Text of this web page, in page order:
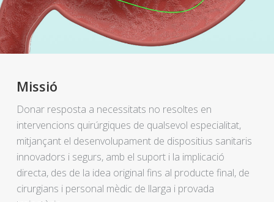
Missió
Donar resposta a necessitats no resoltes en
intervencions quirúrgiques de qualsevol especialitat,
mitjançant el desenvolupament de dispositius sanitaris
innovadors i segurs, amb el suport i la implicació
directa, des de la idea original fins al producte final, de
cirurgians i personal mèdic de llarga i provada